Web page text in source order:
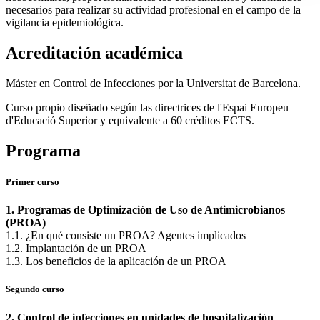
necesarios para realizar su actividad profesional en el campo de la
vigilancia epidemiológica.
Acreditación académica
Máster en Control de Infecciones por la Universitat de Barcelona.
Curso propio diseñado según las directrices de l'Espai Europeu
d'Educació Superior y equivalente a 60 créditos ECTS.
Programa
Primer curso
1. Programas de Optimización de Uso de Antimicrobianos
(PROA)
1.1. ¿En qué consiste un PROA? Agentes implicados
1.2. Implantación de un PROA
1.3. Los beneficios de la aplicación de un PROA
Segundo curso
2. Control de infecciones en unidades de hospitalización